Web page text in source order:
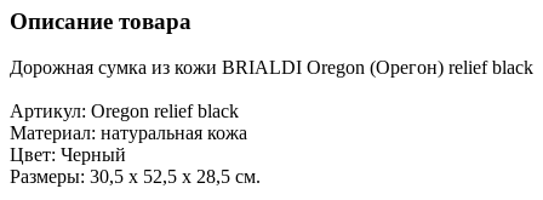
Описание товара
Дорожная сумка из кожи BRIALDI Oregon (Орегон) relief black
Артикул: Oregon relief black
Материал: натуральная кожа
Цвет: Черный
Размеры: 30,5 х 52,5 х 28,5 см.